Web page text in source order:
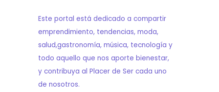
Este portal está dedicado a compartir
emprendimiento, tendencias, moda,
salud,gastronomía, música, tecnología y
todo aquello que nos aporte bienestar,
y contribuya al Placer de Ser cada uno
de nosotros.